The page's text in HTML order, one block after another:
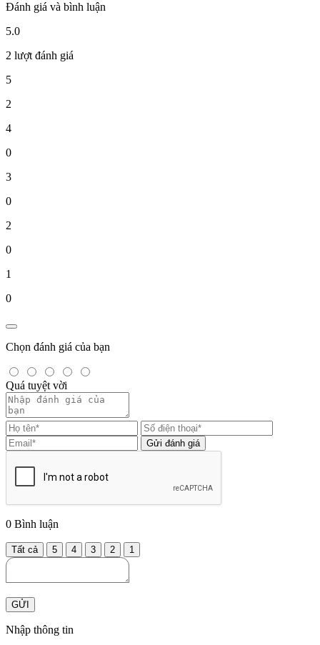
Đánh giá và bình luận
5.0
2 lượt đánh giá
5
2
4
0
3
0
2
0
1
0
Chọn đánh giá của bạn
Quá tuyệt vời
Gửi đánh giá
0 Bình luận
Tất cả 5 4 3 2 1
GỬI
Nhập thông tin